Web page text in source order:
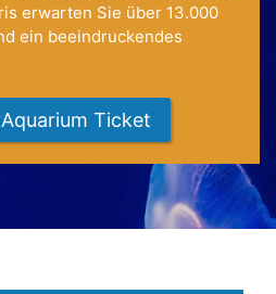
erwarten Sie über 13.000
ein beeindruckendes
Ticket